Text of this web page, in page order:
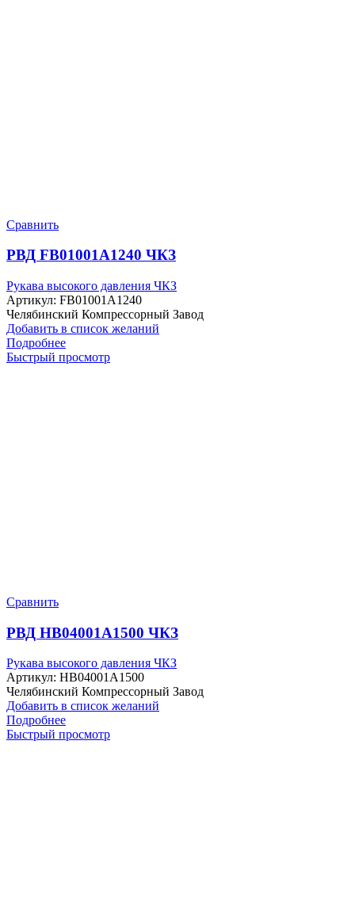
Сравнить
РВД FB01001A1240 ЧКЗ
Рукава высокого давления ЧКЗ
Артикул: FB01001A1240
Челябинский Компрессорный Завод
Добавить в список желаний
Подробнее
Быстрый просмотр
Сравнить
РВД HB04001A1500 ЧКЗ
Рукава высокого давления ЧКЗ
Артикул: HB04001A1500
Челябинский Компрессорный Завод
Добавить в список желаний
Подробнее
Быстрый просмотр